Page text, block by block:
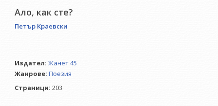
Ало, как сте?
Петър Краевски
Издател: Жанет 45
Жанрове: Поезия
Страници: 203